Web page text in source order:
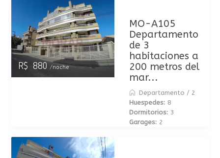
R$ 880/noche
MO-A105
Departamento
de 3
habitaciones a
200 metros del
mar...
Departamento / 2
Huespedes: 8
Dormitorios: 3
Garages: 2